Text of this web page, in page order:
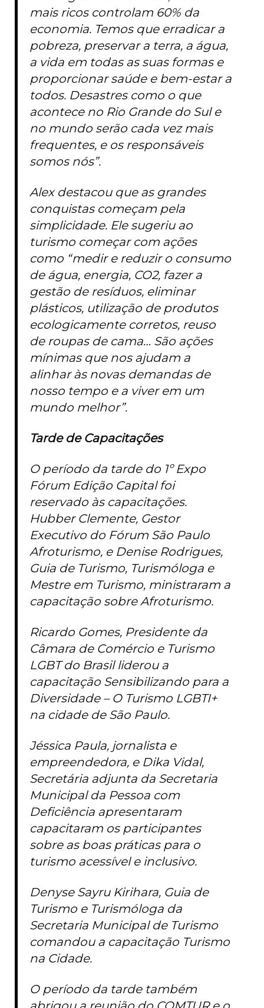
mais ricos controlam 60% da
economia. Temos que erradicar a
pobreza, preservar a terra, a água,
a vida em todas as suas formas e
proporcionar saúde e bem-estar a
todos. Desastres como o que
acontece no Rio Grande do Sul e
no mundo serão cada vez mais
frequentes, e os responsáveis
somos nós”.
Alex destacou que as grandes
conquistas começam pela
simplicidade. Ele sugeriu ao
turismo começar com ações
como “medir e reduzir o consumo
de água, energia, CO2, fazer a
gestão de resíduos, eliminar
plásticos, utilização de produtos
ecologicamente corretos, reuso
de roupas de cama… São ações
mínimas que nos ajudam a
alinhar às novas demandas de
nosso tempo e a viver em um
mundo melhor”.
Tarde de Capacitações
O período da tarde do 1º Expo
Fórum Edição Capital foi
reservado às capacitações.
Hubber Clemente, Gestor
Executivo do Fórum São Paulo
Afroturismo, e Denise Rodrigues,
Guia de Turismo, Turismóloga e
Mestre em Turismo, ministraram a
capacitação sobre Afroturismo.
Ricardo Gomes, Presidente da
Câmara de Comércio e Turismo
LGBT do Brasil liderou a
capacitação Sensibilizando para a
Diversidade – O Turismo LGBTI+
na cidade de São Paulo.
Jéssica Paula, jornalista e
empreendedora, e Dika Vidal,
Secretária adjunta da Secretaria
Municipal da Pessoa com
Deficiência apresentaram
capacitaram os participantes
sobre as boas práticas para o
turismo acessível e inclusivo.
Denyse Sayru Kirihara, Guia de
Turismo e Turismóloga da
Secretaria Municipal de Turismo
comandou a capacitação Turismo
na Cidade.
O período da tarde também